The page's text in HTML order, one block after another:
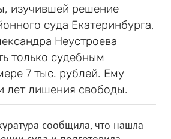
изучившей решение
суда Екатеринбурга,
Неустроева
только судебным
7 тыс. рублей. Ему
лет лишения свободы.
сообщила, что нашла